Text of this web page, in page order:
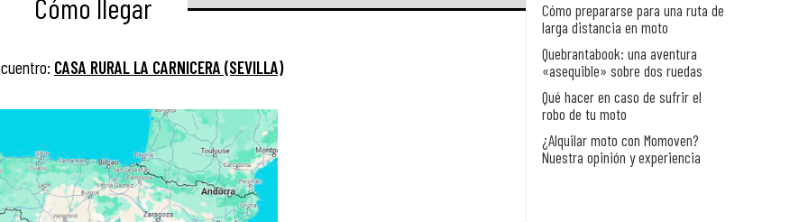
Cómo llegar
CASA RURAL LA CARNICERA (SEVILLA)
Cómo prepararse para una ruta de
larga distancia en moto
Quebrantabook: una aventura
«asequible» sobre dos ruedas
Qué hacer en caso de sufrir el
robo de tu moto
¿Alquilar moto con Momoven?
Nuestra opinión y experiencia